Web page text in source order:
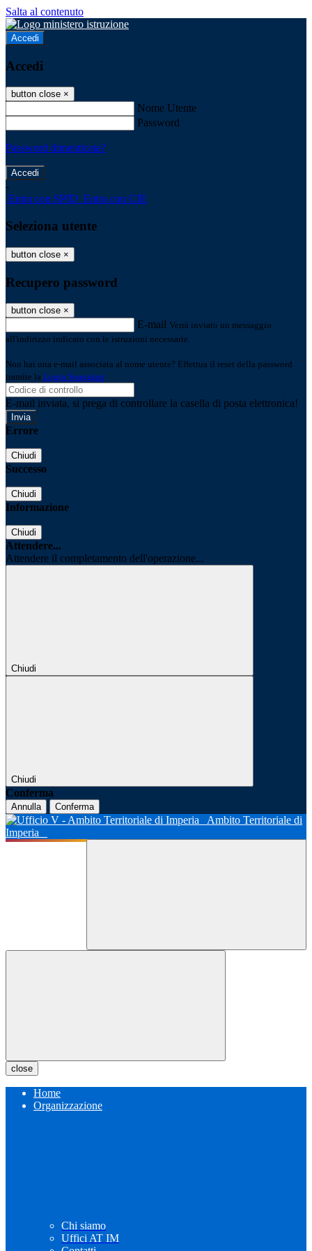
Salta al contenuto
Accedi
Accedi
button close ×
Nome Utente
Password
Password dimenticata?
-
Entra con SPID Entra con CIE
Seleziona utente
button close ×
Recupero password
button close ×
E-mail Verrà inviato un messaggio
all'indirizzo indicato con le istruzioni necessarie.
Non hai una e-mail associata al nome utente? Effettua il reset della password
tramite la Login Spaggiari
E-mail inviata, si prega di controllare la casella di posta elettronica!
Errore
Chiudi
Successo
Chiudi
Informazione
Chiudi
Attendere...
Attendere il completamento dell'operazione...
Chiudi
Chiudi
Conferma
Annulla Conferma
Ambito Territoriale di
Imperia
close
Home
Organizzazione
Chi siamo
Uffici AT IM